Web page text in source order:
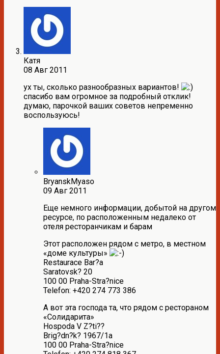
Катя
08 Авг 2011
ух ты, сколько разнообразных вариантов!
спасибо вам огромное за подробный отклик!
думаю, парочкой ваших советов непременно
воспользуюсь!
BryanskMyaso
09 Авг 2011
Еще немного информации, добытой на другом
ресурсе, по расположенным недалеко от
отеля ресторанчикам и барам
Этот расположен рядом с метро, в местном
«доме культуры»
Restaurace Bar?a
Saratovsk? 20
100 00 Praha-Stra?nice
Telefon: +420 274 773 386
А вот эта господа та, что рядом с рестораном
«Солидарита»
Hospoda V Z?ti??
Brig?dn?k? 1967/1a
100 00 Praha-Stra?nice